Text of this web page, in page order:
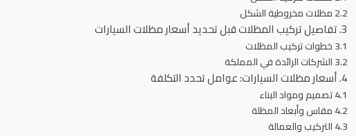
2.2 مظلات مخروطية الشكل
3. تفاصيل تركيب المظلات قبل تحديد أسعار مظلات السيارات
3.1 خطوات تركيب المظلات
3.2 الشركات الرائدة في المملكة
4. أسعار مظلات السيارات: عوامل تحدد التكلفة
4.1 تصميم ومواد البناء
4.2 مقاس وأبعاد المظلة
4.3 التركيب والعمالة